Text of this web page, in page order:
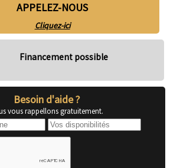
APPELEZ-NOUS
Cliquez-ici
Financement possible
Besoin d'aide ?
vous rappellons gratuitement.